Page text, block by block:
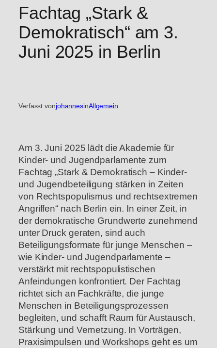
Fachtag „Stark &
Demokratisch“ am 3.
Juni 2025 in Berlin
Verfasst vonjohannesinAllgemein
Am 3. Juni 2025 lädt die Akademie für
Kinder- und Jugendparlamente zum
Fachtag „Stark & Demokratisch – Kinder-
und Jugendbeteiligung stärken in Zeiten
von Rechtspopulismus und rechtsextremen
Angriffen“ nach Berlin ein. In einer Zeit, in
der demokratische Grundwerte zunehmend
unter Druck geraten, sind auch
Beteiligungsformate für junge Menschen –
wie Kinder- und Jugendparlamente –
verstärkt mit rechtspopulistischen
Anfeindungen konfrontiert. Der Fachtag
richtet sich an Fachkräfte, die junge
Menschen in Beteiligungsprozessen
begleiten, und schafft Raum für Austausch,
Stärkung und Vernetzung. In Vorträgen,
Praxisimpulsen und Workshops geht es um